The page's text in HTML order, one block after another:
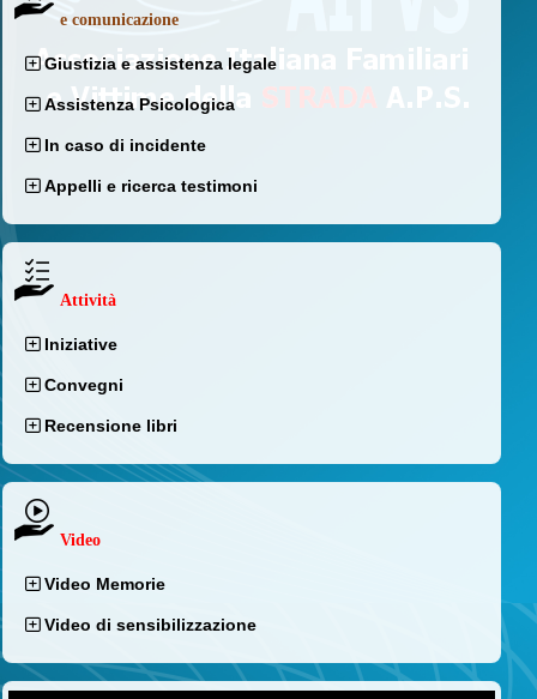
e comunicazione
Giustizia e assistenza legale
Assistenza Psicologica
In caso di incidente
Appelli e ricerca testimoni
Attività
Iniziative
Convegni
Recensione libri
Video
Video Memorie
Video di sensibilizzazione